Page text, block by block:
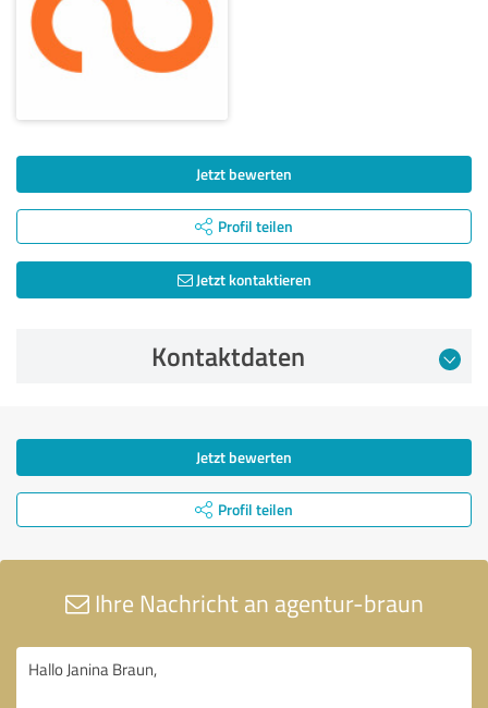
Jetzt bewerten
Profil teilen
Jetzt kontaktieren
Kontaktdaten
Jetzt bewerten
Profil teilen
Ihre Nachricht an agentur-braun